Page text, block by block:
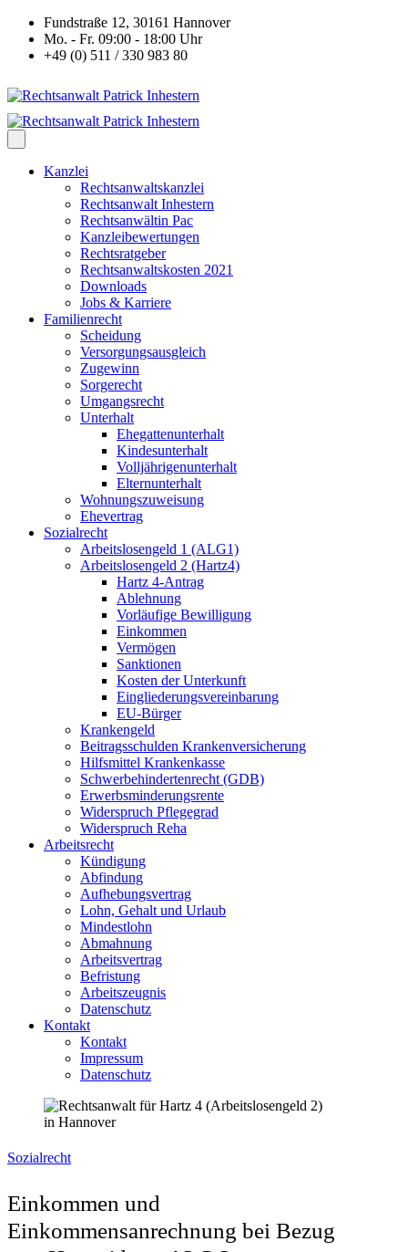
Fundstraße 12, 30161 Hannover
Mo. - Fr. 09:00 - 18:00 Uhr
+49 (0) 511 / 330 983 80
Kanzlei
Rechtsanwaltskanzlei
Rechtsanwalt Inhestern
Rechtsanwältin Pac
Kanzleibewertungen
Rechtsratgeber
Rechtsanwaltskosten 2021
Downloads
Jobs & Karriere
Familienrecht
Scheidung
Versorgungsausgleich
Zugewinn
Sorgerecht
Umgangsrecht
Unterhalt
Ehegattenunterhalt
Kindesunterhalt
Volljährigenunterhalt
Elternunterhalt
Wohnungszuweisung
Ehevertrag
Sozialrecht
Arbeitslosengeld 1 (ALG1)
Arbeitslosengeld 2 (Hartz4)
Hartz 4-Antrag
Ablehnung
Vorläufige Bewilligung
Einkommen
Vermögen
Sanktionen
Kosten der Unterkunft
Eingliederungsvereinbarung
EU-Bürger
Krankengeld
Beitragsschulden Krankenversicherung
Hilfsmittel Krankenkasse
Schwerbehindertenrecht (GDB)
Erwerbsminderungsrente
Widerspruch Pflegegrad
Widerspruch Reha
Arbeitsrecht
Kündigung
Abfindung
Aufhebungsvertrag
Lohn, Gehalt und Urlaub
Mindestlohn
Abmahnung
Arbeitsvertrag
Befristung
Arbeitszeugnis
Datenschutz
Kontakt
Kontakt
Impressum
Datenschutz
Sozialrecht
Einkommen und
Einkommensanrechnung bei Bezug